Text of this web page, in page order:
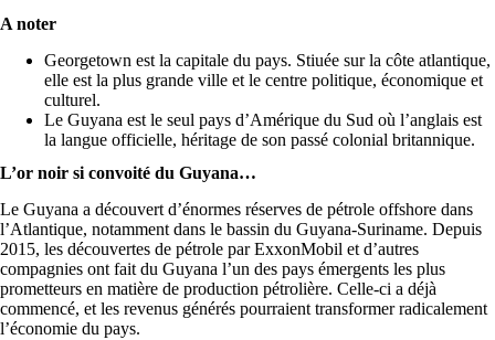
A noter
Georgetown est la capitale du pays. Stiuée sur la côte atlantique,
elle est la plus grande ville et le centre politique, économique et
culturel.
Le Guyana est le seul pays d’Amérique du Sud où l’anglais est
la langue officielle, héritage de son passé colonial britannique.
L’or noir si convoité du Guyana…
Le Guyana a découvert d’énormes réserves de pétrole offshore dans
l’Atlantique, notamment dans le bassin du Guyana-Suriname. Depuis
2015, les découvertes de pétrole par ExxonMobil et d’autres
compagnies ont fait du Guyana l’un des pays émergents les plus
prometteurs en matière de production pétrolière. Celle-ci a déjà
commencé, et les revenus générés pourraient transformer radicalement
l’économie du pays.